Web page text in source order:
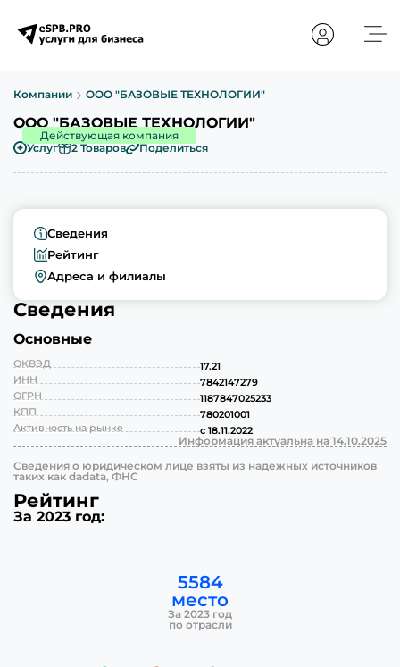
Компании ООО "БАЗОВЫЕ ТЕХНОЛОГИИ"
ООО "БАЗОВЫЕ ТЕХНОЛОГИИ"
Услуг 2 Товаров Поделиться
Действующая компания
Сведения
Основные
ОКВЭД
17.21
ИНН
7842147279
ОГРН
1187847025233
КПП
780201001
Активность на рынке
с 18.11.2022
Информация актуальна на 14.10.2025
Сведения о юридическом лице взяты из надежных источников
таких как dadata, ФНС
Рейтинг
За 2023 год:
5584
место
За 2023 год
по отрасли
Сведения
Рейтинг
Адреса и филиалы